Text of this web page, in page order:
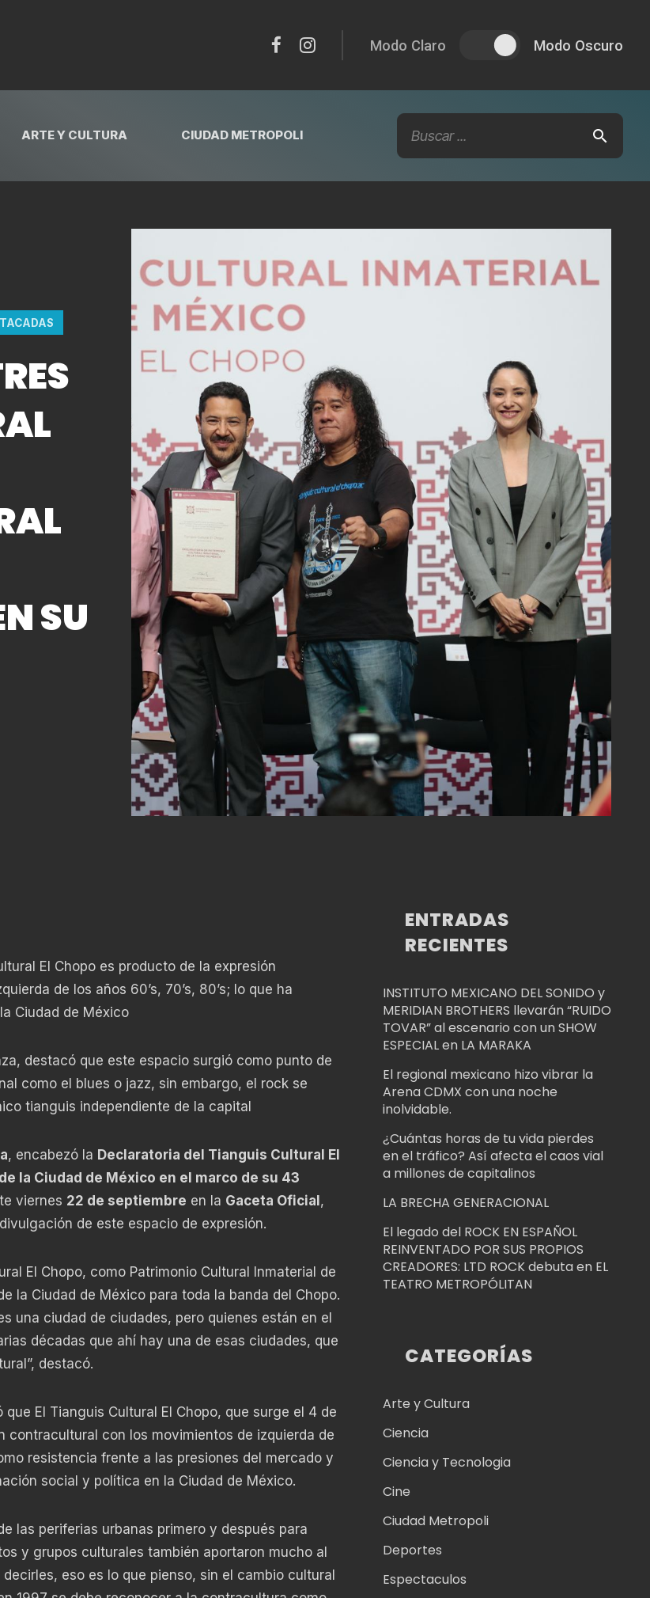
Modo Claro Modo Oscuro
ARTE Y CULTURA CIUDAD METROPOLI
SU
El Chopo es producto de la expresión
de los años 60’s, 70’s, 80’s; lo que ha
Ciudad de México
destacó que este espacio surgió como punto de
como el blues o jazz, sin embargo, el rock se
tianguis independiente de la capital
, encabezó la Declaratoria del Tianguis Cultural El
la Ciudad de México en el marco de su 43
viernes 22 de septiembre en la Gaceta Oficial,
de este espacio de expresión.
El Chopo, como Patrimonio Cultural Inmaterial de
la Ciudad de México para toda la banda del Chopo.
una ciudad de ciudades, pero quienes están en el
décadas que ahí hay una de esas ciudades, que
destacó.
El Tianguis Cultural El Chopo, que surge el 4 de
contracultural con los movimientos de izquierda de
resistencia frente a las presiones del mercado y
social y política en la Ciudad de México.
las periferias urbanas primero y después para
y grupos culturales también aportaron mucho al
eso es lo que pienso, sin el cambio cultural
ENTRADAS
RECIENTES
INSTITUTO MEXICANO DEL SONIDO y
MERIDIAN BROTHERS llevarán “RUIDO
TOVAR” al escenario con un SHOW
ESPECIAL en LA MARAKA
El regional mexicano hizo vibrar la
Arena CDMX con una noche
inolvidable.
¿Cuántas horas de tu vida pierdes
en el tráfico? Así afecta el caos vial
a millones de capitalinos
LA BRECHA GENERACIONAL
El legado del ROCK EN ESPAÑOL
REINVENTADO POR SUS PROPIOS
CREADORES: LTD ROCK debuta en EL
TEATRO METROPÓLITAN
CATEGORÍAS
Arte y Cultura
Ciencia
Ciencia y Tecnologia
Cine
Ciudad Metropoli
Deportes
Espectaculos